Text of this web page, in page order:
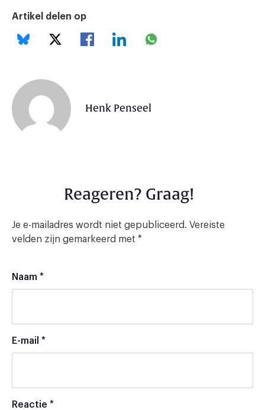
Artikel delen op
Henk Penseel
Reageren? Graag!
Je e-mailadres wordt niet gepubliceerd. Vereiste
velden zijn gemarkeerd met *
Naam *
E-mail *
Reactie *